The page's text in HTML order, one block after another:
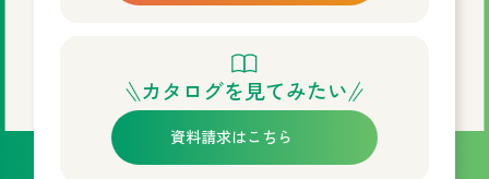
カタログを見てみたい
資料請求はこちら